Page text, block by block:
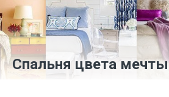
Спальня цвета мечты